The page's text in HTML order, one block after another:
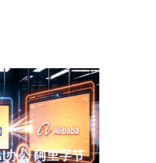
公 阿里字节